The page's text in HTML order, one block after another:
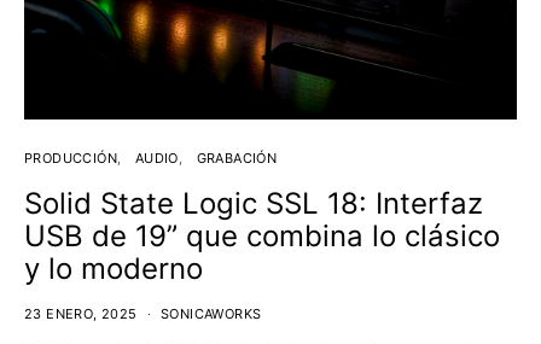
PRODUCCIÓN AUDIO GRABACIÓN
Solid State Logic SSL 18: Interfaz
USB de 19” que combina lo clásico
y lo moderno
23 ENERO, 2025 SONICAWORKS